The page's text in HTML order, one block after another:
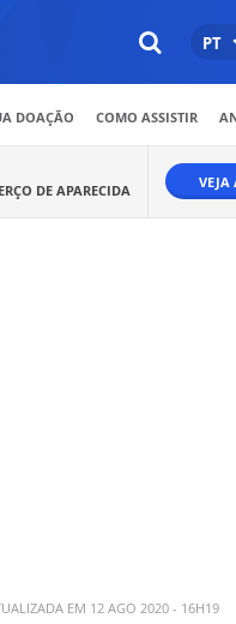
PT
DOAÇÃO COMO ASSISTIR
DE APARECIDA VEJA
EM 12 AGO 2020 - 16H19